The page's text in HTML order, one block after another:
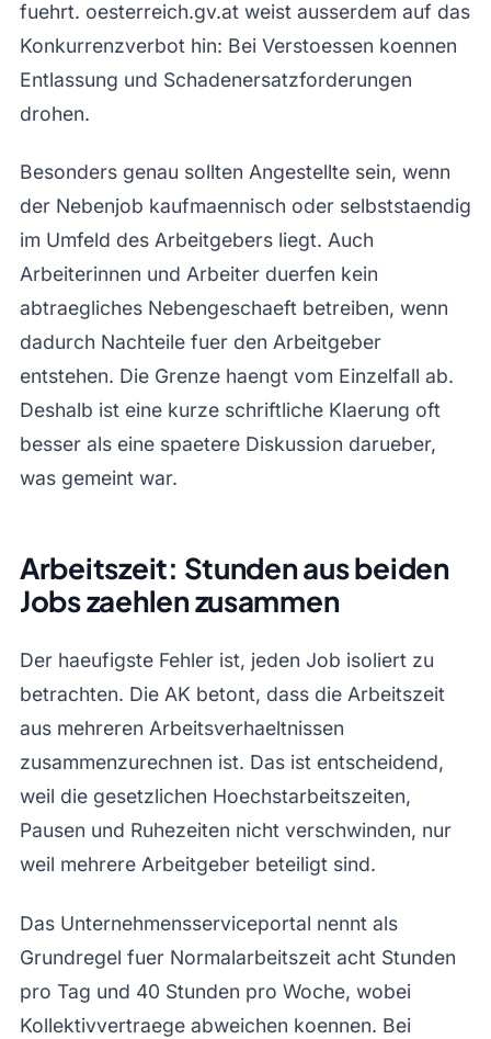
fuehrt. oesterreich.gv.at weist ausserdem auf das
Konkurrenzverbot hin: Bei Verstoessen koennen
Entlassung und Schadenersatzforderungen
drohen.
Besonders genau sollten Angestellte sein, wenn
der Nebenjob kaufmaennisch oder selbststaendig
im Umfeld des Arbeitgebers liegt. Auch
Arbeiterinnen und Arbeiter duerfen kein
abtraegliches Nebengeschaeft betreiben, wenn
dadurch Nachteile fuer den Arbeitgeber
entstehen. Die Grenze haengt vom Einzelfall ab.
Deshalb ist eine kurze schriftliche Klaerung oft
besser als eine spaetere Diskussion darueber,
was gemeint war.
Arbeitszeit: Stunden aus beiden
Jobs zaehlen zusammen
Der haeufigste Fehler ist, jeden Job isoliert zu
betrachten. Die AK betont, dass die Arbeitszeit
aus mehreren Arbeitsverhaeltnissen
zusammenzurechnen ist. Das ist entscheidend,
weil die gesetzlichen Hoechstarbeitszeiten,
Pausen und Ruhezeiten nicht verschwinden, nur
weil mehrere Arbeitgeber beteiligt sind.
Das Unternehmensserviceportal nennt als
Grundregel fuer Normalarbeitszeit acht Stunden
pro Tag und 40 Stunden pro Woche, wobei
Kollektivvertraege abweichen koennen. Bei